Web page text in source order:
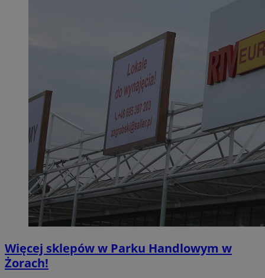
Więcej sklepów w Parku Handlowym w
Żorach!